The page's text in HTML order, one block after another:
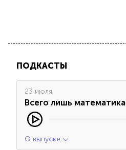
ПОДКАСТЫ
23 июля
Всего лишь математика
О выпуске